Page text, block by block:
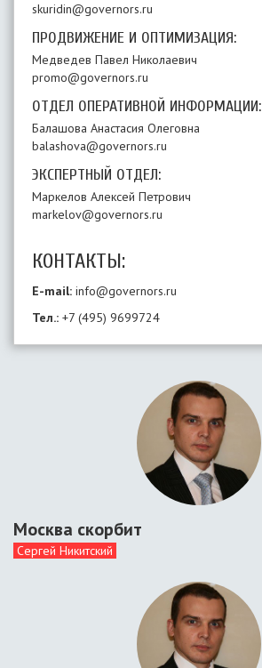
skuridin@governors.ru
ПРОДВИЖЕНИЕ И ОПТИМИЗАЦИЯ:
Медведев Павел Николаевич
promo@governors.ru
ОТДЕЛ ОПЕРАТИВНОЙ ИНФОРМАЦИИ:
Балашова Анастасия Олеговна
balashova@governors.ru
ЭКСПЕРТНЫЙ ОТДЕЛ:
Маркелов Алексей Петрович
markelov@governors.ru
КОНТАКТЫ:
E-mail: info@governors.ru
Тел.: +7 (495) 9699724
Москва скорбит
Сергей Никитский